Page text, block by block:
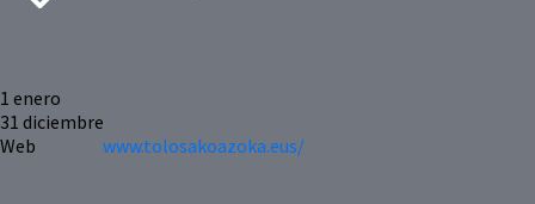
1 enero
31 diciembre
Web
www.tolosakoazoka.eus/